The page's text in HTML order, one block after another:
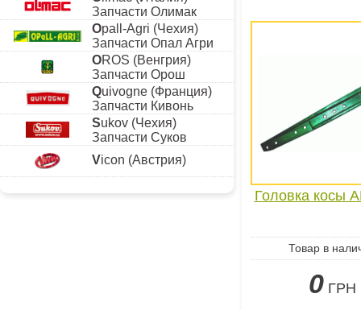
Запчасти Олимак
Opall-Agri (Чехия)
Запчасти Опал Агри
OROS (Венгрия)
Запчасти Орош
Quivogne (Франция)
Запчасти Кивонь
Sukov (Чехия)
Запчасти Суков
Vicon (Австрия)
Головка косы
Товар в
0 ГРН